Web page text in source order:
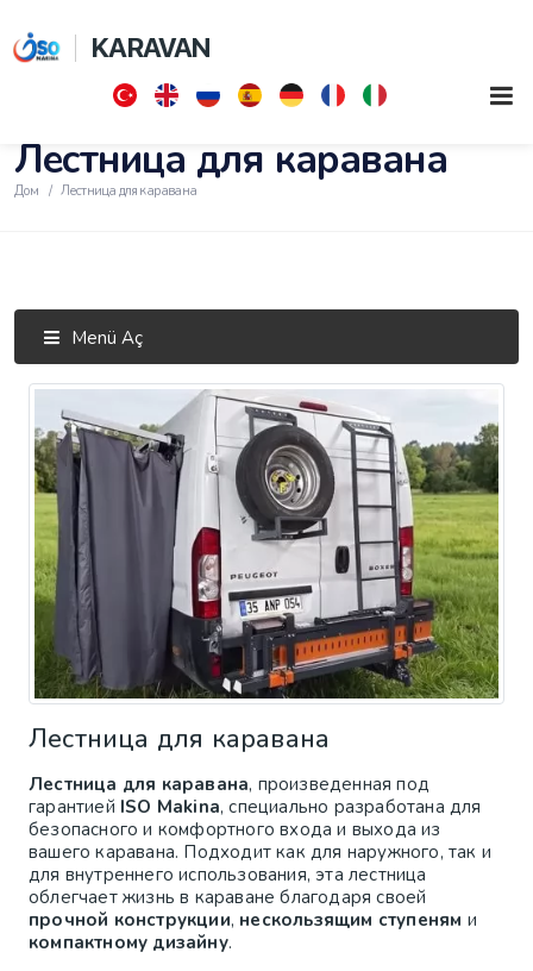
KARAVAN
Лестница для каравана
Дом Лестница для каравана
Menü Aç
Лестница для каравана
Лестница для каравана, произведенная под
гарантией ISO Makina, специально разработана для
безопасного и комфортного входа и выхода из
вашего каравана. Подходит как для наружного, так и
для внутреннего использования, эта лестница
облегчает жизнь в караване благодаря своей
прочной конструкции, нескользящим ступеням и
компактному дизайну.